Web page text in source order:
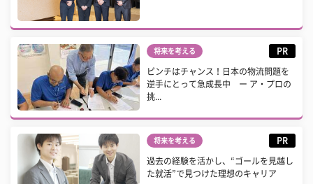
将来を考える PR
ピンチはチャンス！日本の物流問題を
逆手にとって急成長中 ー ア・プロの
挑...
将来を考える PR
過去の経験を活かし、“ゴールを見越し
た就活”で見つけた理想のキャリア